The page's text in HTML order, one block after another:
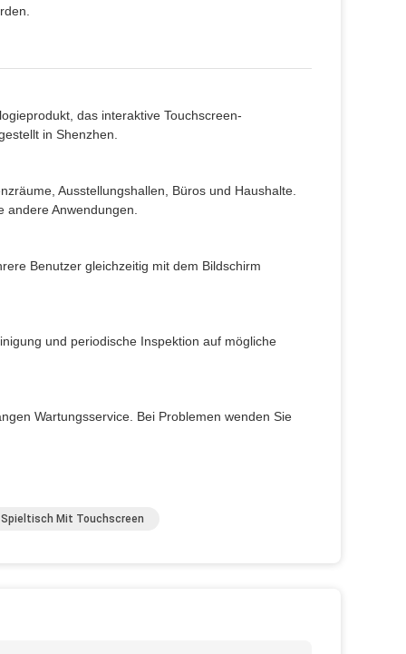
das interaktive Touchscreen-
in Shenzhen.
Ausstellungshallen, Büros und Haushalte.
Anwendungen.
Benutzer gleichzeitig mit dem Bildschirm
und periodische Inspektion auf mögliche
Wartungsservice. Bei Problemen wenden Sie
Spieltisch Mit Touchscreen